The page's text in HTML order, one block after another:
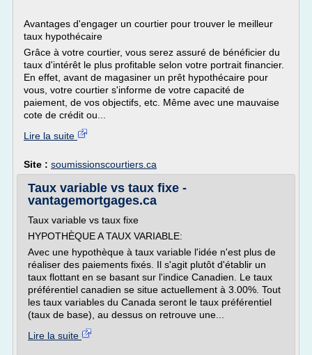
Avantages d'engager un courtier pour trouver le meilleur
taux hypothécaire
Grâce à votre courtier, vous serez assuré de bénéficier du
taux d'intérêt le plus profitable selon votre portrait financier.
En effet, avant de magasiner un prêt hypothécaire pour
vous, votre courtier s'informe de votre capacité de
paiement, de vos objectifs, etc. Même avec une mauvaise
cote de crédit ou...
Lire la suite
Site : soumissionscourtiers.ca
Taux variable vs taux fixe -
vantagemortgages.ca
Taux variable vs taux fixe
HYPOTHÈQUE A TAUX VARIABLE:
Avec une hypothèque à taux variable l'idée n'est plus de
réaliser des paiements fixés. Il s'agit plutôt d'établir un
taux flottant en se basant sur l'indice Canadien. Le taux
préférentiel canadien se situe actuellement à 3.00%. Tout
les taux variables du Canada seront le taux préférentiel
(taux de base), au dessus on retrouve une...
Lire la suite